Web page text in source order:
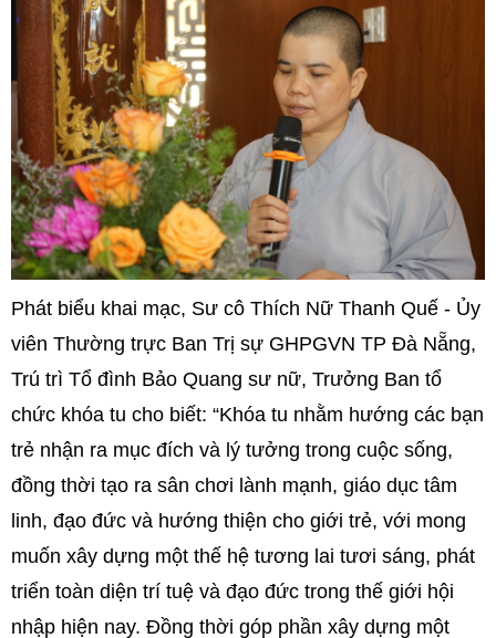
Phát biểu khai mạc, Sư cô Thích Nữ Thanh Quế - Ủy
viên Thường trực Ban Trị sự GHPGVN TP Đà Nẵng,
Trú trì Tổ đình Bảo Quang sư nữ, Trưởng Ban tổ
chức khóa tu cho biết: “Khóa tu nhằm hướng các bạn
trẻ nhận ra mục đích và lý tưởng trong cuộc sống,
đồng thời tạo ra sân chơi lành mạnh, giáo dục tâm
linh, đạo đức và hướng thiện cho giới trẻ, với mong
muốn xây dựng một thế hệ tương lai tươi sáng, phát
triển toàn diện trí tuệ và đạo đức trong thế giới hội
nhập hiện nay. Đồng thời góp phần xây dựng một